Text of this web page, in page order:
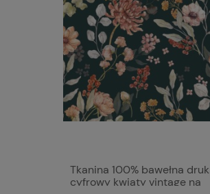
Tkanina 100% bawełna druk
cyfrowy kwiaty vintage na